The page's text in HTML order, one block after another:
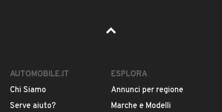
Pubblicità
AUTOMOBILE.IT
Chi Siamo
Serve aiuto?
ESPLORA
Annunci per regione
Marche e Modelli